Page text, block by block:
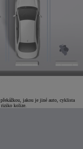
jakou je jiné auto, cyklista
kolize.